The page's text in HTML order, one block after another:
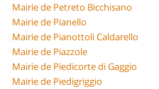
Mairie de Petreto Bicchisano
Mairie de Pianello
Mairie de Pianottoli Caldarello
Mairie de Piazzole
Mairie de Piedicorte di Gaggio
Mairie de Piedigriggio